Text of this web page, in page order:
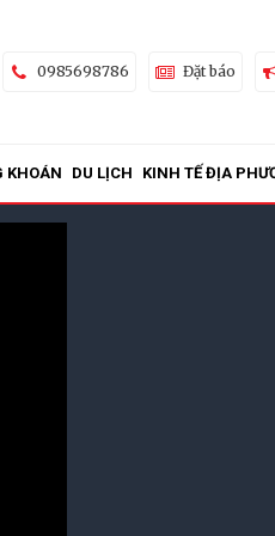
0985698786 Đặt báo
KHOÁN DU LỊCH KINH TẾ ĐỊA